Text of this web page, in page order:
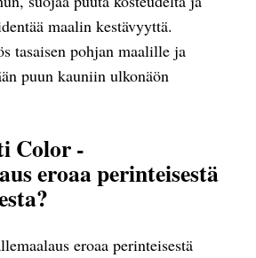
maalin kestävyyttä.
tasaisen pohjan maalille ja
puun kauniin ulkonäön
Color -
eroaa perinteisestä
eroaa perinteisestä